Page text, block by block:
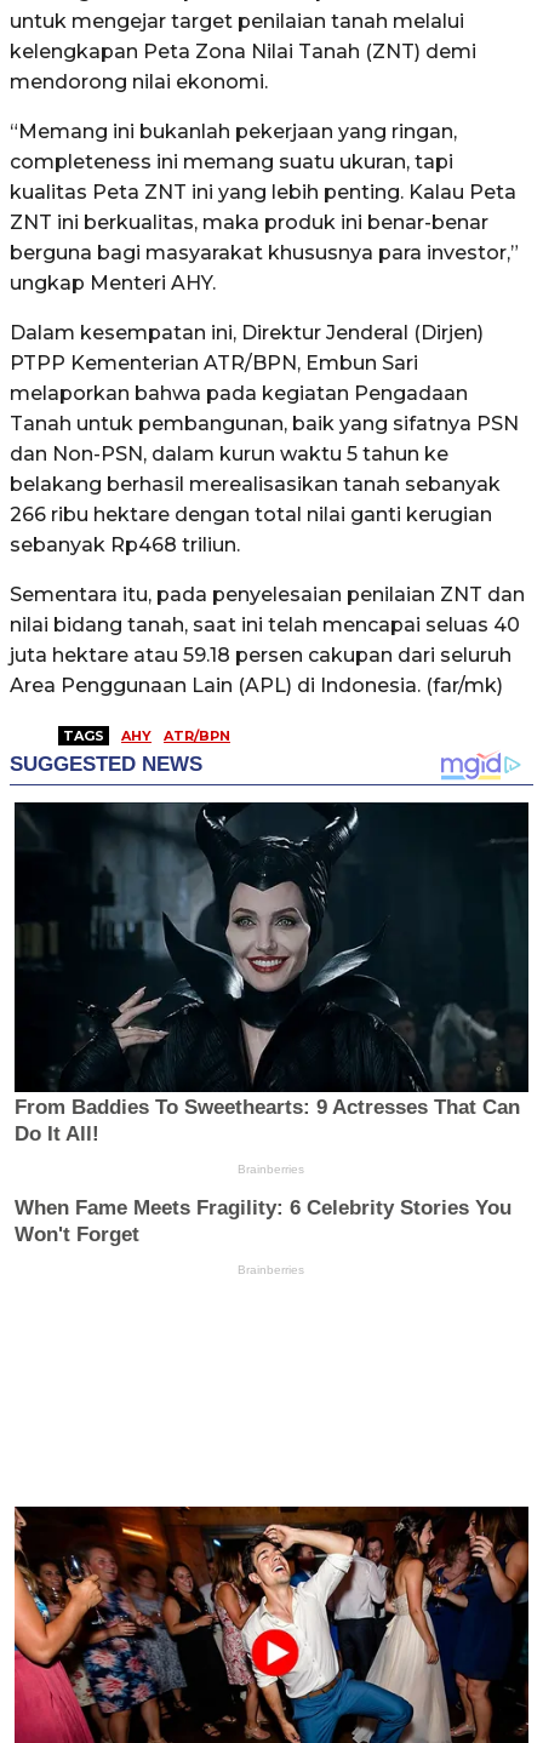
untuk mengejar target penilaian tanah melalui
kelengkapan Peta Zona Nilai Tanah (ZNT) demi
mendorong nilai ekonomi.
“Memang ini bukanlah pekerjaan yang ringan,
completeness ini memang suatu ukuran, tapi
kualitas Peta ZNT ini yang lebih penting. Kalau Peta
ZNT ini berkualitas, maka produk ini benar-benar
berguna bagi masyarakat khususnya para investor,”
ungkap Menteri AHY.
Dalam kesempatan ini, Direktur Jenderal (Dirjen)
PTPP Kementerian ATR/BPN, Embun Sari
melaporkan bahwa pada kegiatan Pengadaan
Tanah untuk pembangunan, baik yang sifatnya PSN
dan Non-PSN, dalam kurun waktu 5 tahun ke
belakang berhasil merealisasikan tanah sebanyak
266 ribu hektare dengan total nilai ganti kerugian
sebanyak Rp468 triliun.
Sementara itu, pada penyelesaian penilaian ZNT dan
nilai bidang tanah, saat ini telah mencapai seluas 40
juta hektare atau 59.18 persen cakupan dari seluruh
Area Penggunaan Lain (APL) di Indonesia. (far/mk)
TAGS AHY ATR/BPN